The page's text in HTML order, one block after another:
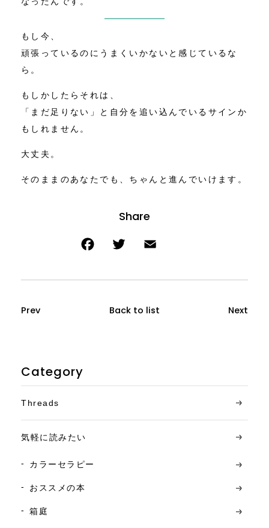
もし今、
頑張っているのにうまくいかないと感じているな
ら。
もしかしたらそれは、
「まだ足りない」と自分を追い込んでいるサインか
もしれません。
大丈夫。
そのままのあなたでも、ちゃんと進んでいけます。
Prev Back to list Next
Category
Threads
気軽に読みたい
カラーセラピー
おススメの本
箱庭